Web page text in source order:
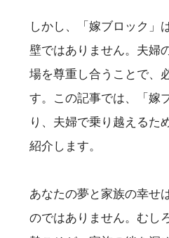
しかし、「嫁ブロック」
壁ではありません。夫婦
場を尊重し合うことで、
す。この記事では、「嫁
り、夫婦で乗り越えるた
紹介します。
あなたの夢と家族の幸せ
のではありません。むし